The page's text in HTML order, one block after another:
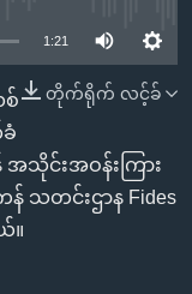
1:21
တိုက်ရိုက် လင့်ခ်
စ်
သိုင်းအဝန်းကြား
တင်းဌာန Fides
။